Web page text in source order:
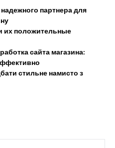
партнера для
их положительные
сайта магазина:
стильне намисто з